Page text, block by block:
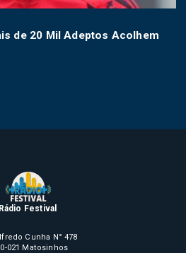
de 20 Mil Adeptos Acolhem
Rádio Festival
Cunha N° 478
021 Matosinhos